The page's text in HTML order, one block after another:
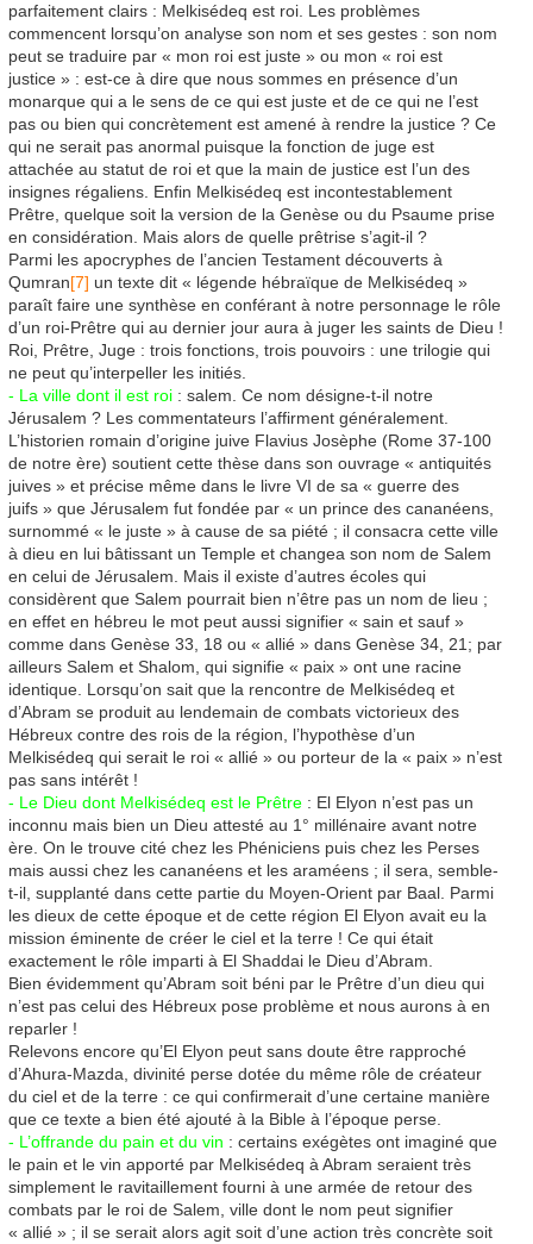
parfaitement clairs : Melkisédeq est roi. Les problèmes
commencent lorsqu’on analyse son nom et ses gestes : son nom
peut se traduire par « mon roi est juste » ou mon « roi est
justice » : est-ce à dire que nous sommes en présence d’un
monarque qui a le sens de ce qui est juste et de ce qui ne l’est
pas ou bien qui concrètement est amené à rendre la justice ? Ce
qui ne serait pas anormal puisque la fonction de juge est
attachée au statut de roi et que la main de justice est l’un des
insignes régaliens. Enfin Melkisédeq est incontestablement
Prêtre, quelque soit la version de la Genèse ou du Psaume prise
en considération. Mais alors de quelle prêtrise s’agit-il ?
Parmi les apocryphes de l’ancien Testament découverts à
Qumran[7] un texte dit « légende hébraïque de Melkisédeq »
paraît faire une synthèse en conférant à notre personnage le rôle
d’un roi-Prêtre qui au dernier jour aura à juger les saints de Dieu !
Roi, Prêtre, Juge : trois fonctions, trois pouvoirs : une trilogie qui
ne peut qu’interpeller les initiés.
- La ville dont il est roi : salem. Ce nom désigne-t-il notre
Jérusalem ? Les commentateurs l’affirment généralement.
L’historien romain d’origine juive Flavius Josèphe (Rome 37-100
de notre ère) soutient cette thèse dans son ouvrage « antiquités
juives » et précise même dans le livre VI de sa « guerre des
juifs » que Jérusalem fut fondée par « un prince des cananéens,
surnommé « le juste » à cause de sa piété ; il consacra cette ville
à dieu en lui bâtissant un Temple et changea son nom de Salem
en celui de Jérusalem. Mais il existe d’autres écoles qui
considèrent que Salem pourrait bien n’être pas un nom de lieu ;
en effet en hébreu le mot peut aussi signifier « sain et sauf »
comme dans Genèse 33, 18 ou « allié » dans Genèse 34, 21; par
ailleurs Salem et Shalom, qui signifie « paix » ont une racine
identique. Lorsqu’on sait que la rencontre de Melkisédeq et
d’Abram se produit au lendemain de combats victorieux des
Hébreux contre des rois de la région, l’hypothèse d’un
Melkisédeq qui serait le roi « allié » ou porteur de la « paix » n’est
pas sans intérêt !
- Le Dieu dont Melkisédeq est le Prêtre: El Elyon n’est pas un
inconnu mais bien un Dieu attesté au 1° millénaire avant notre
ère. On le trouve cité chez les Phéniciens puis chez les Perses
mais aussi chez les cananéens et les araméens ; il sera, semble-
t-il, supplanté dans cette partie du Moyen-Orient par Baal. Parmi
les dieux de cette époque et de cette région El Elyon avait eu la
mission éminente de créer le ciel et la terre ! Ce qui était
exactement le rôle imparti à El Shaddai le Dieu d’Abram.
Bien évidemment qu’Abram soit béni par le Prêtre d’un dieu qui
n’est pas celui des Hébreux pose problème et nous aurons à en
reparler !
Relevons encore qu’El Elyon peut sans doute être rapproché
d’Ahura-Mazda, divinité perse dotée du même rôle de créateur
du ciel et de la terre : ce qui confirmerait d’une certaine manière
que ce texte a bien été ajouté à la Bible à l’époque perse.
- L’offrande du pain et du vin : certains exégètes ont imaginé que
le pain et le vin apporté par Melkisédeq à Abram seraient très
simplement le ravitaillement fourni à une armée de retour des
combats par le roi de Salem, ville dont le nom peut signifier
« allié » ; il se serait alors agit soit d’une action très concrète soit